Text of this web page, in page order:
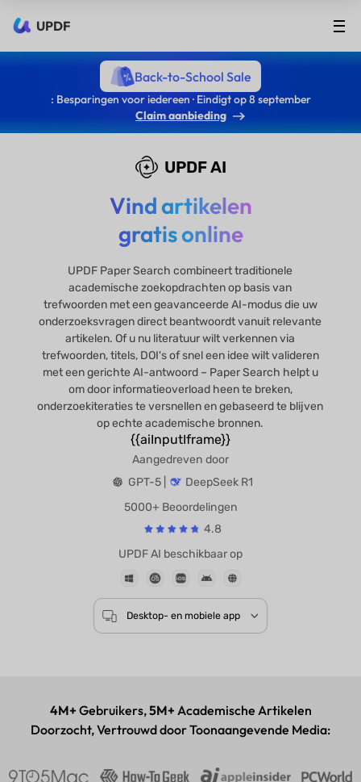
UPDF
Back-to-School Sale
: Besparingen voor iedereen · Eindigt op 8 september
Claim aanbieding
UPDF AI
Vind artikelen
gratis online
UPDF Paper Search combineert traditionele
academische zoekopdrachten op basis van
trefwoorden met een geavanceerde AI-modus die uw
onderzoeksvragen direct beantwoordt vanuit relevante
artikelen. Of u nu literatuur wilt verkennen via
trefwoorden, titels, DOI's of snel een idee wilt valideren
met een gerichte AI-antwoord – Paper Search helpt u
om door informatieoverload heen te breken,
onderzoekiteraties te versnellen en gebaseerd te blijven
op echte academische bronnen.
{{aiInputIframe}}
Aangedreven door
GPT-5 | DeepSeek R1
5000+ Beoordelingen
4.8
UPDF AI beschikbaar op
4M+ Gebruikers,5M+ Academische Artikelen
Doorzocht, Vertrouwd door Toonaangevende Media: